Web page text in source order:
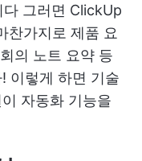
다 그러면 ClickUp
찬가지로 제품 요
의 노트 요약 등
이렇게 하면 기술
자동화 기능을